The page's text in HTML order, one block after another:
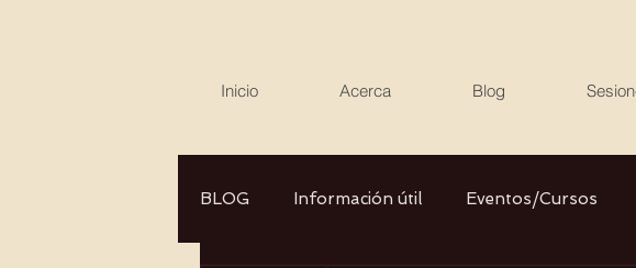
Inicio Acerca Blog
BLOG Información útil Eventos/Cursos